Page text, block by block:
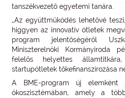
tanszékvezető egyetemi tanára.
„Az együttműködés lehetővé
higgyen az innovatív ötletek
program jelentőségéről
Miniszterelnöki Kormányiroda
felelős helyettes
startupötletek tőkefinanszírozása
A BME-program új
ökoszisztémában, amely a